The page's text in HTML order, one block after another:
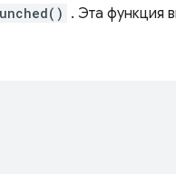
. Эта функция